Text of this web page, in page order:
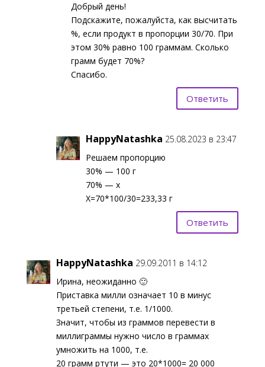
Добрый день!
Подскажите, пожалуйста, как высчитать
%, если продукт в пропорции 30/70. При
этом 30% равно 100 граммам. Сколько
грамм будет 70%?
Спасибо.
Ответить
HappyNatashka 25.08.2023 в 23:47
Решаем пропорцию
30% — 100 г
70% — х
Х=70*100/30=233,33 г
Ответить
HappyNatashka 29.09.2011 в 14:12
Ирина, неожиданно 🙂
Приставка милли означает 10 в минус
третьей степени, т.е. 1/1000.
Значит, чтобы из граммов перевести в
миллиграммы нужно число в граммах
умножить на 1000, т.е.
20 грамм ртути — это 20*1000= 20 000